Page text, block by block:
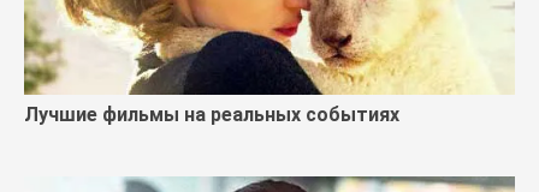
Лучшие фильмы на реальных событиях